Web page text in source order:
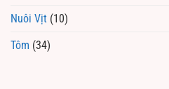
Nuôi Vịt (10)
Tôm (34)